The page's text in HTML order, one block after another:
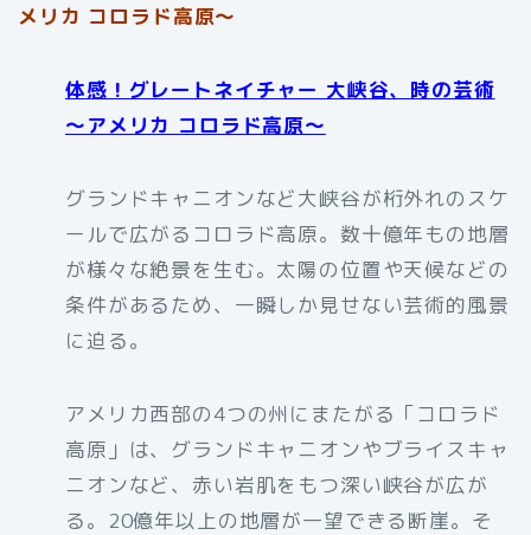
メリカ コロラド高原〜
体感！グレートネイチャー 大峡谷、時の芸術
〜アメリカ コロラド高原〜
グランドキャニオンなど大峡谷が桁外れのスケ
ールで広がるコロラド高原。数十億年もの地層
が様々な絶景を生む。太陽の位置や天候などの
条件があるため、一瞬しか見せない芸術的風景
に迫る。
アメリカ西部の4つの州にまたがる「コロラド
高原」は、グランドキャニオンやブライスキャ
ニオンなど、赤い岩肌をもつ深い峡谷が広が
る。20億年以上の地層が一望できる断崖。そ